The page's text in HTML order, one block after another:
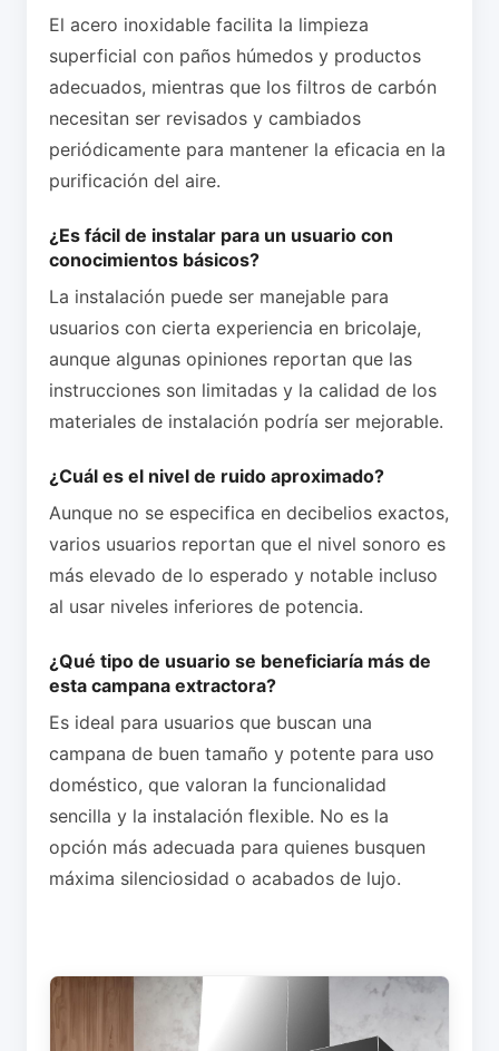
El acero inoxidable facilita la limpieza
superficial con paños húmedos y productos
adecuados, mientras que los filtros de carbón
necesitan ser revisados y cambiados
periódicamente para mantener la eficacia en la
purificación del aire.
¿Es fácil de instalar para un usuario con
conocimientos básicos?
La instalación puede ser manejable para
usuarios con cierta experiencia en bricolaje,
aunque algunas opiniones reportan que las
instrucciones son limitadas y la calidad de los
materiales de instalación podría ser mejorable.
¿Cuál es el nivel de ruido aproximado?
Aunque no se especifica en decibelios exactos,
varios usuarios reportan que el nivel sonoro es
más elevado de lo esperado y notable incluso
al usar niveles inferiores de potencia.
¿Qué tipo de usuario se beneficiaría más de
esta campana extractora?
Es ideal para usuarios que buscan una
campana de buen tamaño y potente para uso
doméstico, que valoran la funcionalidad
sencilla y la instalación flexible. No es la
opción más adecuada para quienes busquen
máxima silenciosidad o acabados de lujo.